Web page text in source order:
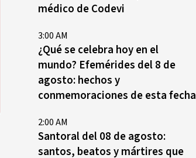
médico de Codevi
3:00 AM
¿Qué se celebra hoy en el
mundo? Efemérides del 8 de
agosto: hechos y
conmemoraciones de esta fecha
2:00 AM
Santoral del 08 de agosto:
santos, beatos y mártires que